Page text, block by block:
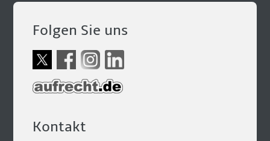
Folgen Sie uns
Kontakt